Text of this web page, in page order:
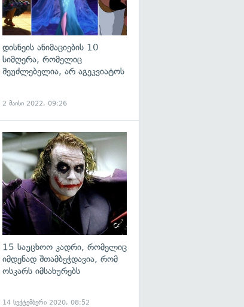
დისნეის ანიმაციების 10
სიმღერა, რომელიც
შეუძლებელია, არ აგეკვიატოს
2 მაისი 2022, 09:26
გადახედვა
15 საუცხოო კადრი, რომელიც
იმდენად შთამბეჭდავია, რომ
ოსკარს იმსახურებს
14 სექტემბერი 2020, 08:52